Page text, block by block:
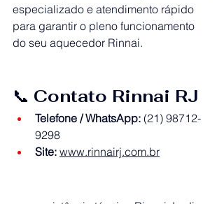
especializado e atendimento rápido
para garantir o pleno funcionamento
do seu aquecedor Rinnai.
📞 Contato Rinnai RJ
Telefone / WhatsApp: (21) 98712-
9298
Site: www.rinnairj.com.br